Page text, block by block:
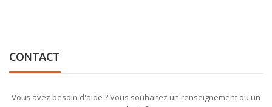
CONTACT
Vous avez besoin d'aide ? Vous souhaitez un renseignement ou un